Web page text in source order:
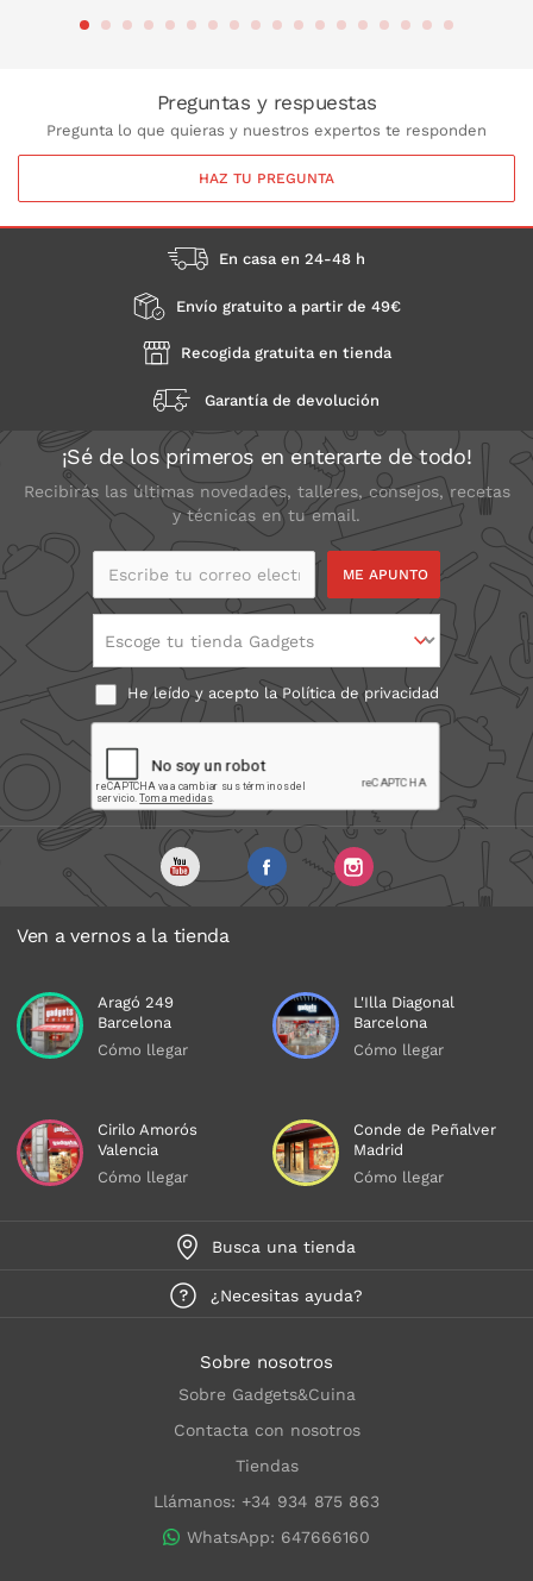
Preguntas y respuestas
Pregunta lo que quieras y nuestros expertos te responden
HAZ TU PREGUNTA
En casa en 24-48 h
Envío gratuito a partir de 49€
Recogida gratuita en tienda
Garantía de devolución
¡Sé de los primeros en enterarte de todo!
Recibirás las últimas novedades, talleres, consejos, recetas
y técnicas en tu email.
Escribe tu correo
Escoge tu tienda Gadgets
He leído y acepto laPolítica de privacidad
Ven a vernos a la tienda
Aragó 249
Barcelona
Cómo llegar
L'Illa Diagonal
Barcelona
Cómo llegar
Cirilo Amorós
Valencia
Cómo llegar
Conde de Peñalver
Madrid
Cómo llegar
Busca una tienda
¿Necesitas ayuda?
Sobre nosotros
Sobre Gadgets&Cuina
Contacta con nosotros
Tiendas
Llámanos: +34 934 875 863
WhatsApp: 647666160